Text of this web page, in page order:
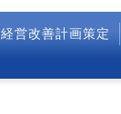
経営改善計画策定